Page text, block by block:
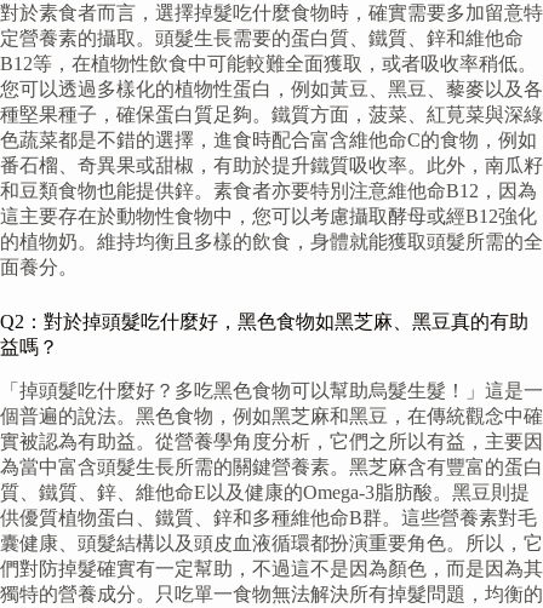
對於素食者而言，選擇掉髮吃什麼食物時，確實需要多加留意特
定營養素的攝取。頭髮生長需要的蛋白質、鐵質、鋅和維他命
B12等，在植物性飲食中可能較難全面獲取，或者吸收率稍低。
您可以透過多樣化的植物性蛋白，例如黃豆、黑豆、藜麥以及各
種堅果種子，確保蛋白質足夠。鐵質方面，菠菜、紅莧菜與深綠
色蔬菜都是不錯的選擇，進食時配合富含維他命C的食物，例如
番石榴、奇異果或甜椒，有助於提升鐵質吸收率。此外，南瓜籽
和豆類食物也能提供鋅。素食者亦要特別注意維他命B12，因為
這主要存在於動物性食物中，您可以考慮攝取酵母或經B12強化
的植物奶。維持均衡且多樣的飲食，身體就能獲取頭髮所需的全
面養分。
Q2：對於掉頭髮吃什麼好，黑色食物如黑芝麻、黑豆真的有助
益嗎？
「掉頭髮吃什麼好？多吃黑色食物可以幫助烏髮生髮！」這是一
個普遍的說法。黑色食物，例如黑芝麻和黑豆，在傳統觀念中確
實被認為有助益。從營養學角度分析，它們之所以有益，主要因
為當中富含頭髮生長所需的關鍵營養素。黑芝麻含有豐富的蛋白
質、鐵質、鋅、維他命E以及健康的Omega-3脂肪酸。黑豆則提
供優質植物蛋白、鐵質、鋅和多種維他命B群。這些營養素對毛
囊健康、頭髮結構以及頭皮血液循環都扮演重要角色。所以，它
們對防掉髮確實有一定幫助，不過這不是因為顏色，而是因為其
獨特的營養成分。只吃單一食物無法解決所有掉髮問題，均衡的